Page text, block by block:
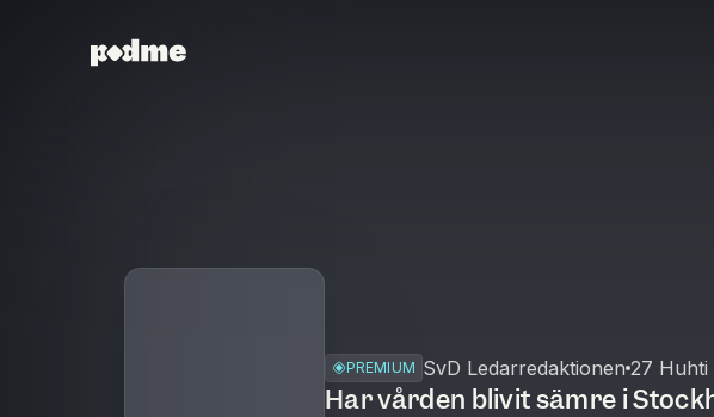
PREMIUM SvD Ledarredaktionen 27 Huhti
Har vården blivit sämre i